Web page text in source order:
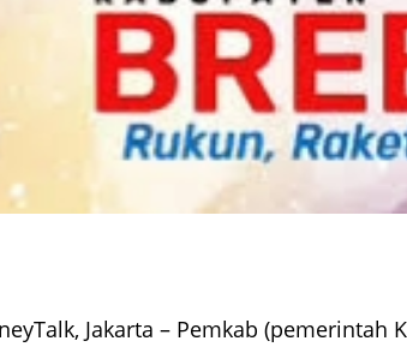
Jakarta – Pemkab (pemerintah